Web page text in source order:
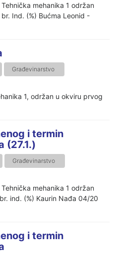
mehanika 1 održan
Ind. (%) Bućma Leonid -
Građevinarstvo
1, održan u okviru prvog
i termin
(27.1.)
Građevinarstvo
mehanika 1 održan
ind. (%) Kaurin Nađa 04/20
i termin